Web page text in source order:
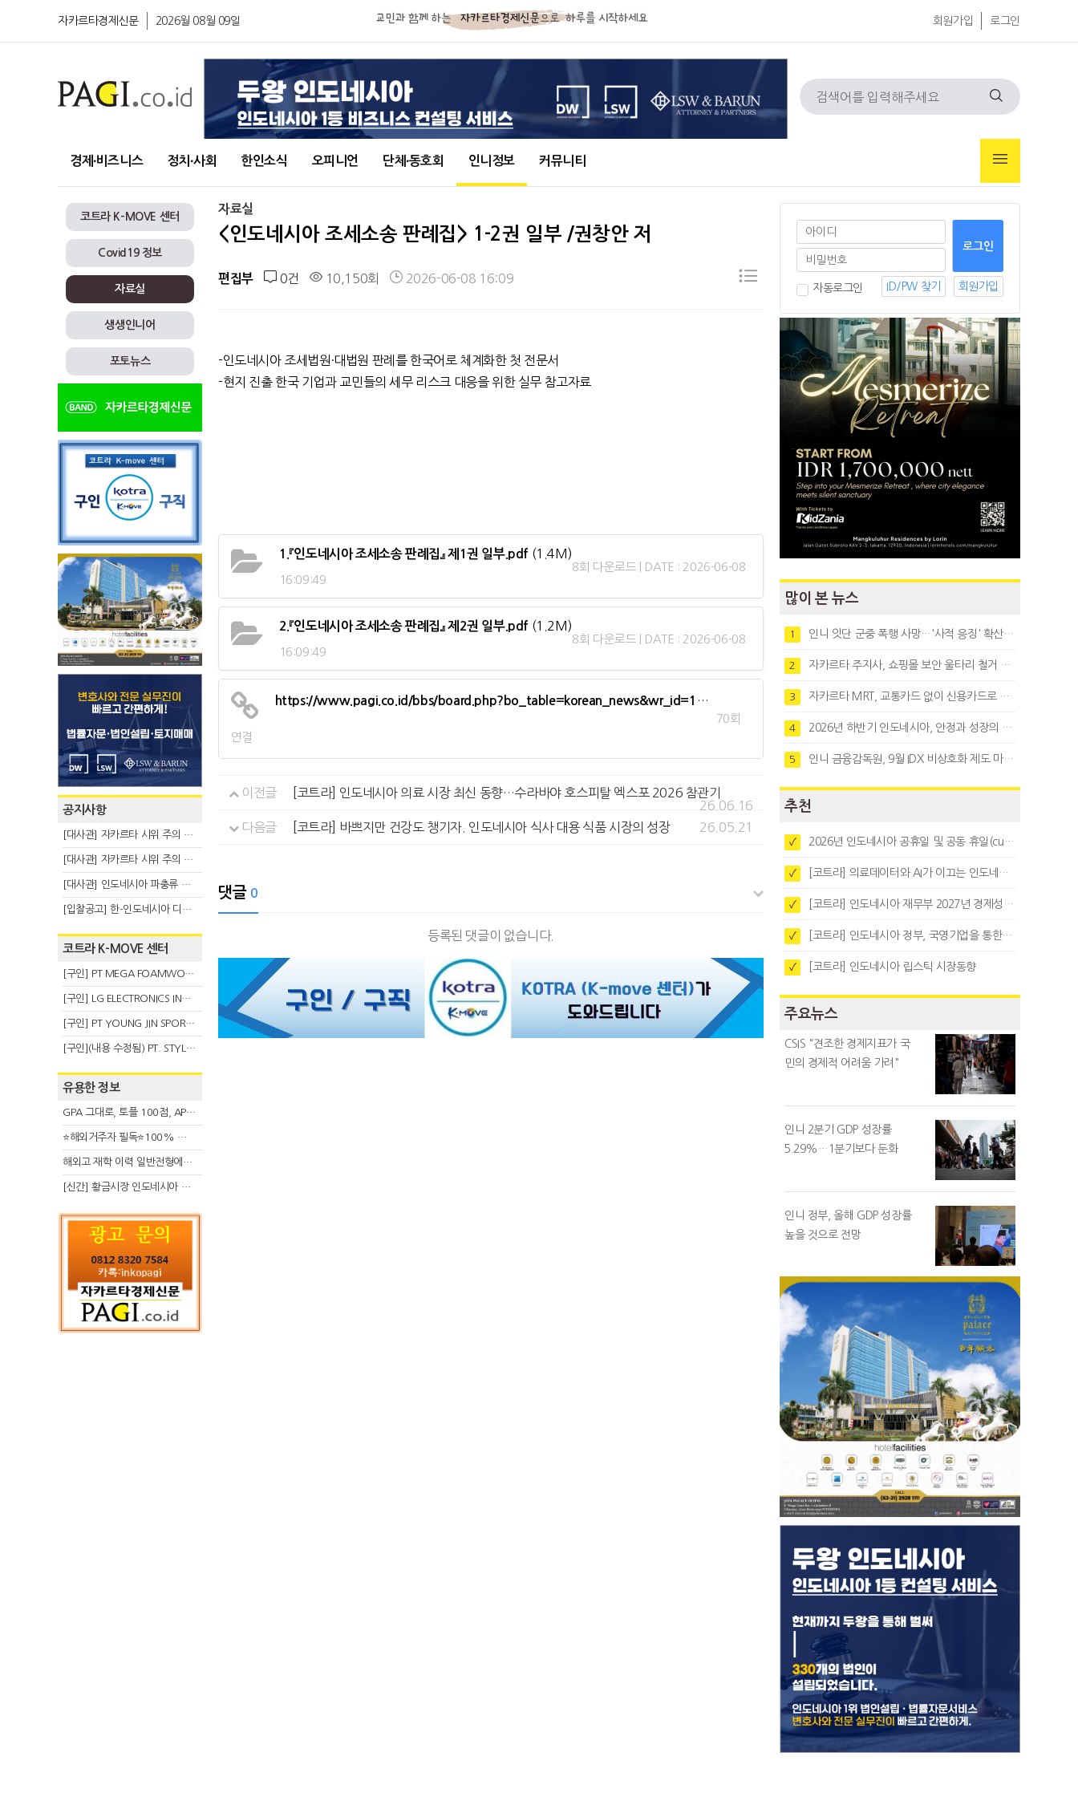
자카르타경제신문 2026월 08월 09일 회원가입 로그인
경제∙비즈니스 정치∙사회 한인소식 오피니언 단체∙동호회 인니정보 커뮤니티
코트라 K-MOVE 센터
Covid19 정보
자료실
생생인니어
포토뉴스
공지사항
[대사관] 자카르타 시위 주의 안내(8.6)
[대사관] 자카르타 시위 주의 안내(8.3)
[대사관] 인도네시아 파충류 불법 반출 주의 (7.29)
[입찰공고] 한-인도네시아 디지털융복합 탈 전시회
코트라 K-MOVE 센터
[구인] PT MEGA FOAMWORKS INDONESIA
[구인] LG ELECTRONICS INDONESIA
[구인] PT YOUNG JIN SPORT INDONESIA
[구인](내용 수정됨) PT. STYLE KOREAN INDONESIA (스타일 코리안 인도네시아)
유용한 정보
GPA 그대로, 토플 100점, AP 막막 — 원인은 하나입니다
⭐해외거주자 필독⭐100% 온라인 마지막 한국어교원 2급 추가모집 (~8/2)
해외고 재학 이력 일반전형에서 분명한 입시 강점 살리는 전략
[신간] 황금시장 인도네시아 슈퍼리치의 성공 수업
자료실
<인도네시아 조세소송 판례집> 1-2권 일부 /권창안 저
편집부 0건 10,150회 2026-06-08 16:09
-인도네시아 조세법원·대법원 판례를 한국어로 체계화한 첫 전문서
-현지 진출 한국 기업과 교민들의 세무 리스크 대응을 위한 실무 참고자료
1.『인도네시아 조세소송 판례집』 제1권 일부.pdf (1.4M)
8회 다운로드 | DATE : 2026-06-08
16:09:49
2.『인도네시아 조세소송 판례집』 제2권 일부.pdf (1.2M)
8회 다운로드 | DATE : 2026-06-08
16:09:49
https://www.pagi.co.id/bbs/board.php?bo_table=korean_news&wr_id=13945
70회
연결
이전글
[코트라] 인도네시아 의료 시장 최신 동향…수라바야 호스피탈 엑스포 2026 참관기
26.06.16
다음글
[코트라] 바쁘지만 건강도 챙기자. 인도네시아 식사 대용 식품 시장의 성장 26.05.21
댓글 0
등록된 댓글이 없습니다.
자동로그인 ID/PW 찾기 회원가입
많이 본 뉴스
1 인니 잇단 군중 폭행 사망…'사적 응징' 확산에 법치 우려
2 자카르타 주지사, 쇼핑몰 보안 울타리 철거 요청…"치안 문제없다"
3 자카르타 MRT, 교통카드 없이 신용카드로 바로 탄다
4 2026년 하반기 인도네시아, 안정과 성장의 시험대
5 인니 금융감독원, 9월 IDX 비상호화 제도 마련…주식회사 전환 본격화
추천
✓ 2026년 인도네시아 공휴일 및 공동 휴일(cuti bersama)
✓ [코트라] 의료데이터와 AI가 이끄는 인도네시아 디지털 헬스케어 시장 트렌드
✓ [코트라] 인도네시아 재무부 2027년 경제성장 전망 및 목표 발표
✓ [코트라] 인도네시아 정부, 국영기업을 통한 석탄·팜유·합금철 수출 중앙집중화 추진
✓ [코트라] 인도네시아 립스틱 시장동향
주요뉴스
CSIS "견조한 경제지표가 국
민의 경제적 어려움 가려"
인니 2분기 GDP 성장률
5.29%…1분기보다 둔화
인니 정부, 올해 GDP 성장률
높을 것으로 전망